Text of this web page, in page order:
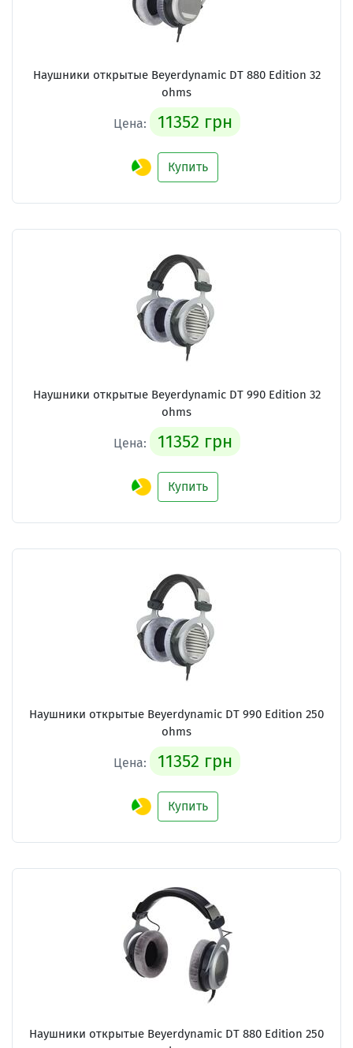
Наушники открытые Beyerdynamic DT 880 Edition 32
ohms
Цена: 11352 грн
Купить
Наушники открытые Beyerdynamic DT 990 Edition 32
ohms
Цена: 11352 грн
Купить
Наушники открытые Beyerdynamic DT 990 Edition 250
ohms
Цена: 11352 грн
Купить
Наушники открытые Beyerdynamic DT 880 Edition 250